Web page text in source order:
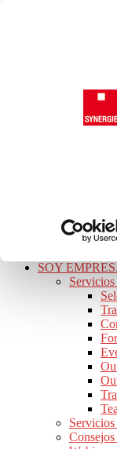
Trabajadores
JOB TOUR
Perfiles
Consejos
SOY
Servicios